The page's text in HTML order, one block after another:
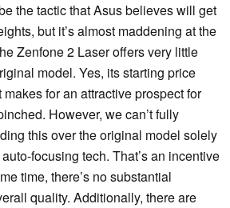
the tactic that Asus believes will get
but it’s almost maddening at the
Zenfone 2 Laser offers very little
model. Yes, its starting price
for an attractive prospect for
However, we can’t fully
this over the original model solely
focusing tech. That’s an incentive
time, there’s no substantial
quality. Additionally, there are